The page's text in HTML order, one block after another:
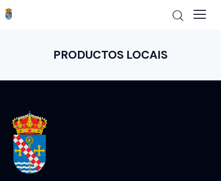
PRODUCTOS LOCAIS